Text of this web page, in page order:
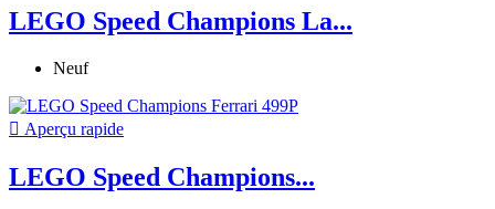
LEGO Speed Champions La...
Neuf
 Aperçu rapide
LEGO Speed Champions...